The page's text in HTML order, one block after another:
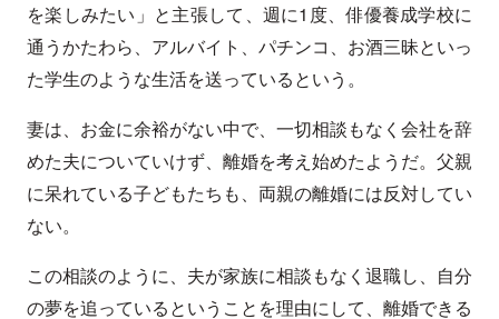
を楽しみたい」と主張して、週に1度、俳優養成学校に
通うかたわら、アルバイト、パチンコ、お酒三昧といっ
た学生のような生活を送っているという。
妻は、お金に余裕がない中で、一切相談もなく会社を辞
めた夫についていけず、離婚を考え始めたようだ。父親
に呆れている子どもたちも、両親の離婚には反対してい
ない。
この相談のように、夫が家族に相談もなく退職し、自分
の夢を追っているということを理由にして、離婚できる